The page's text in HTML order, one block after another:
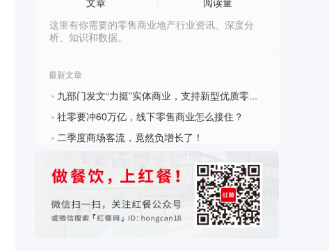
这里有你需要的零售商业地产行业资讯、深度分
析、知识和数据。
最新文章
? 九部门发文“力挺”实体商业，支持新型优质零售企业IPO
? 社零要冲60万亿，线下零售商业怎么接住？
? 二季度商场客流，竟然负增长了！